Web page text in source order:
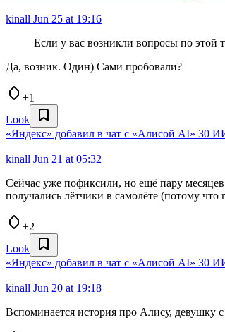
kinall Jun 25 at 19:16
Если у вас возникли вопросы по этой
Да, возник. Один) Сами пробовали?
+1
Look
«Яндекс» добавил в чат с «Алисой AI» 30
kinall Jun 21 at 05:32
Сейчас уже пофиксили, но ещё пару
получались лётчики в самолёте (потому что
+2
Look
«Яндекс» добавил в чат с «Алисой AI» 30
kinall Jun 20 at 19:18
Вспоминается история про Алису, девушку